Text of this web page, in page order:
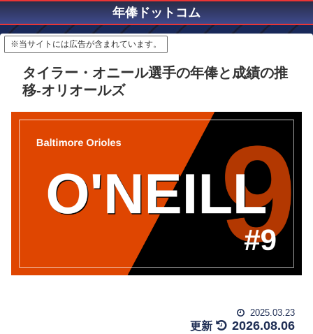
年俸ドットコム
※当サイトには広告が含まれています。
タイラー・オニール選手の年俸と成績の推
移-オリオールズ
2025.03.23
2026.08.06